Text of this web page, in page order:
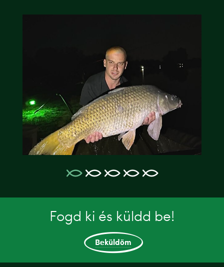
Fogd ki és küldd be!
Beküldöm